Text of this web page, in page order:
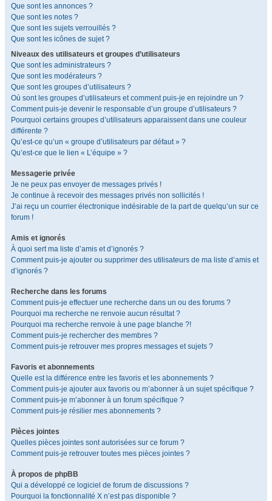
Que sont les annonces ?
Que sont les notes ?
Que sont les sujets verrouillés ?
Que sont les icônes de sujet ?
Niveaux des utilisateurs et groupes d’utilisateurs
Que sont les administrateurs ?
Que sont les modérateurs ?
Que sont les groupes d’utilisateurs ?
Où sont les groupes d’utilisateurs et comment puis-je en rejoindre un ?
Comment puis-je devenir le responsable d’un groupe d’utilisateurs ?
Pourquoi certains groupes d’utilisateurs apparaissent dans une couleur
différente ?
Qu’est-ce qu’un « groupe d’utilisateurs par défaut » ?
Qu’est-ce que le lien « L’équipe » ?
Messagerie privée
Je ne peux pas envoyer de messages privés !
Je continue à recevoir des messages privés non sollicités !
J’ai reçu un courrier électronique indésirable de la part de quelqu’un sur ce
forum !
Amis et ignorés
À quoi sert ma liste d’amis et d’ignorés ?
Comment puis-je ajouter ou supprimer des utilisateurs de ma liste d’amis et
d’ignorés ?
Recherche dans les forums
Comment puis-je effectuer une recherche dans un ou des forums ?
Pourquoi ma recherche ne renvoie aucun résultat ?
Pourquoi ma recherche renvoie à une page blanche ?!
Comment puis-je rechercher des membres ?
Comment puis-je retrouver mes propres messages et sujets ?
Favoris et abonnements
Quelle est la différence entre les favoris et les abonnements ?
Comment puis-je ajouter aux favoris ou m’abonner à un sujet spécifique ?
Comment puis-je m’abonner à un forum spécifique ?
Comment puis-je résilier mes abonnements ?
Pièces jointes
Quelles pièces jointes sont autorisées sur ce forum ?
Comment puis-je retrouver toutes mes pièces jointes ?
À propos de phpBB
Qui a développé ce logiciel de forum de discussions ?
Pourquoi la fonctionnalité X n’est pas disponible ?